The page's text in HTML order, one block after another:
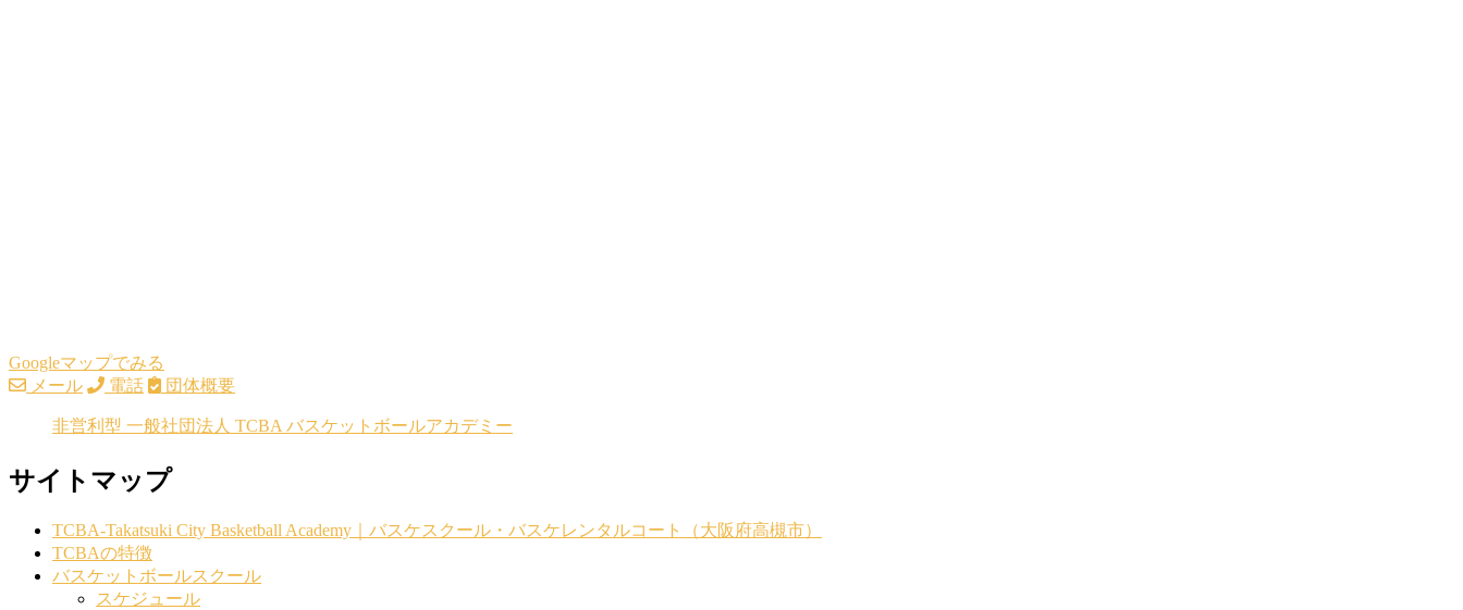
Googleマップでみる
メール
電話 団体概要
非営利型 一般社団法人 TCBA バスケットボールアカデミー
サイトマップ
TCBA-Takatsuki City Basketball Academy｜バスケスクール・バスケレンタルコート（大阪府高槻市）
TCBAの特徴
バスケットボールスクール
スケジュール